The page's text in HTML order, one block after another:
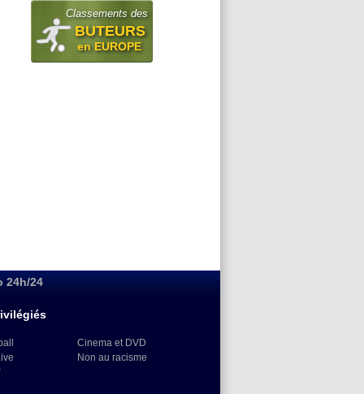
Classements des
BUTEURS
en EUROPE
24h/24
Cinema et DVD
Non au racisme